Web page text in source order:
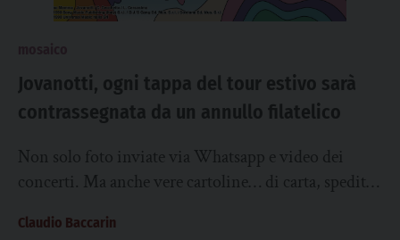
Jovanotti, ogni tappa del tour estivo sarà
contrassegnata da un annullo filatelico
Non solo foto inviate via Whatsapp e video dei
concerti. Ma anche vere cartoline… di carta, spedite
Claudio Baccarin